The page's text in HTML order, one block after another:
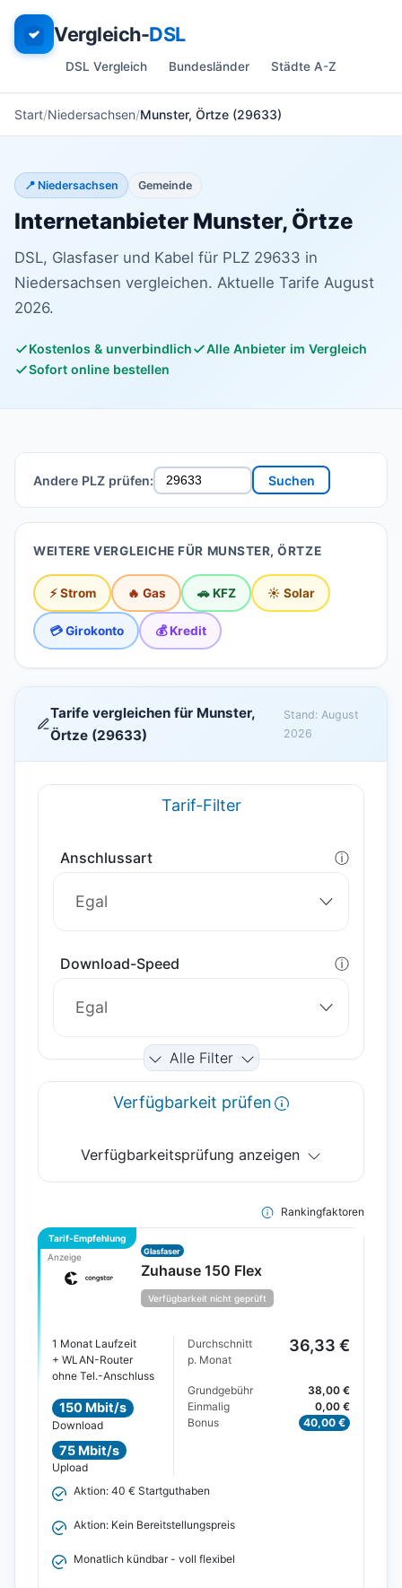
Vergleich-DSL
DSL Vergleich Bundesländer Städte A-Z
Start Niedersachsen Munster, Örtze (29633)
📍 Niedersachsen Gemeinde
Internetanbieter Munster, Örtze
DSL, Glasfaser und Kabel für PLZ 29633 in
Niedersachsen vergleichen. Aktuelle Tarife August
2026.
Kostenlos & unverbindlich
Alle Anbieter im Vergleich
Sofort online bestellen
Andere PLZ prüfen: Suchen
WEITERE VERGLEICHE FÜR MUNSTER, ÖRTZE
⚡ Strom 🔥 Gas 🚗 KFZ ☀️ Solar
💳 Girokonto 💰 Kredit
Tarife vergleichen für Munster,
Örtze (29633)
Stand: August
2026